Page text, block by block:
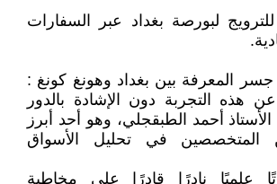
لبورصة بغداد عبر السفارات
المعرفة بين بغداد وهونغ كونغ :
هذه التجربة دون الإشادة بالدور
الأستاذ أحمد الطبقجلي، وهو أحد أبرز
المتخصصين في تحليل الأسواق
علميًا نادرًا قادرًا على مخاطبة